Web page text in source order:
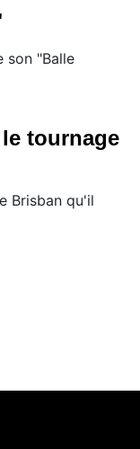
son "Balle
tournage
Brisban qu'il